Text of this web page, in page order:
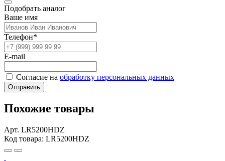
Подобрать аналог
Ваше имя
Телефон*
E-mail
Согласие на обработку персональных данных
Отправить
Похожие товары
Арт. LR5200HDZ
Код товара: LR5200HDZ